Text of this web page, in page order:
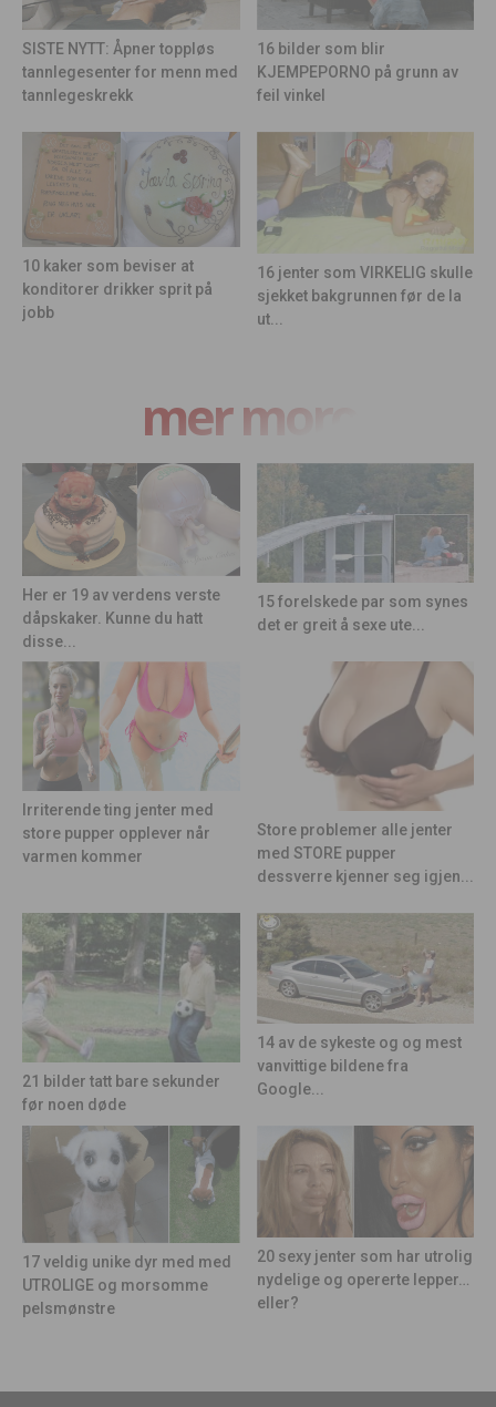
SISTE NYTT: Åpner toppløs
tannlegesenter for menn med
tannlegeskrekk
16 bilder som blir
KJEMPEPORNO på grunn av
feil vinkel
10 kaker som beviser at
konditorer drikker sprit på
jobb
16 jenter som VIRKELIG skulle
sjekket bakgrunnen før de la
ut...
mer moro
Her er 19 av verdens verste
dåpskaker. Kunne du hatt
disse...
15 forelskede par som synes
det er greit å sexe ute...
Irriterende ting jenter med
store pupper opplever når
varmen kommer
Store problemer alle jenter
med STORE pupper
dessverre kjenner seg igjen...
21 bilder tatt bare sekunder
før noen døde
14 av de sykeste og og mest
vanvittige bildene fra
Google...
17 veldig unike dyr med med
UTROLIGE og morsomme
pelsmønstre
20 sexy jenter som har utrolig
nydelige og opererte lepper…
eller?